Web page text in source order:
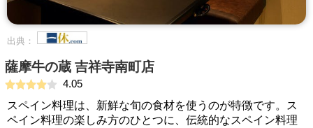
出典：
薩摩牛の蔵 吉祥寺南町店
4.05
スペイン料理は、新鮮な旬の食材を使うのが特徴です。ス
ペイン料理の楽しみ方のひとつに、伝統的なスペイン料理